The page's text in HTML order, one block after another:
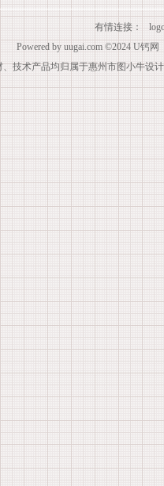
有情连接：
Powered by uugai.com ©2024 U钙网
技术产品均归属于惠州市图小牛设